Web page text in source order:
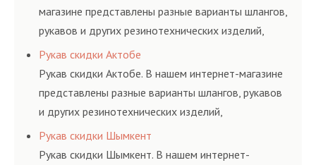
магазине представлены разные варианты шлангов,
рукавов и других резинотехнических изделий,
соответствующих ГОСТам, техническим условиям
и нормативам.
Рукав скидки Актобе
Рукав скидки Актобе. В нашем интернет-магазине
представлены разные варианты шлангов, рукавов
и других резинотехнических изделий,
соответствующих ГОСТам, техническим условиям
и нормативам.
Рукав скидки Шымкент
Рукав скидки Шымкент. В нашем интернет-